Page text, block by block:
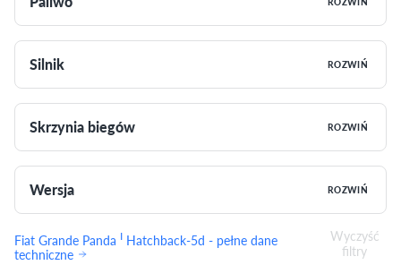
Silnik ROZWIŃ
Skrzynia biegów ROZWIŃ
Wersja ROZWIŃ
Fiat Grande Panda I Hatchback-5d - pełne dane
techniczne
Wyczyść
filtry